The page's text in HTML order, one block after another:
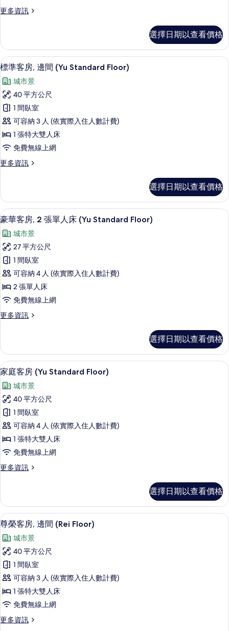
片
詳
Floor)
有
相
片
更多資訊
更
客
房
(Rei
Floor)
的
詳
情
選擇日期以查看價格
顯
示
標
準
客
房,
邊
間
(Yu
的
所
有
相
片
高級寢具、客房內保險箱、遮光布/窗
6
標準客房, 邊間 (Yu Standard Floor)
城市景
40 平方公尺
1 間臥室
可容納 3 人 (依實際入住人數計費)
1 張特大雙人床
免費無線上網
更多資訊
更
客
房,
邊
(Yu
Standard
Floor)
的
詳
情
選擇日期以查看價格
顯
示
豪
華
客
房,
2
張
單
床
(Yu
Standard
Floor)
的
所
有
相
片
高級寢具、客房內保險箱、遮光布/窗
17
豪華客房, 2 張單人床 (Yu Standard Floor)
城市景
27 平方公尺
1 間臥室
可容納 4 人 (依實際入住人數計費)
2 張單人床
免費無線上網
更多資訊
更
客
房,
2
張
單
人
床
(Yu
Standard
Floor)
的
詳
選擇日期以查看價格
顯
示
家
庭
客
房
(Yu
Standard
Floor)
有
相
片
高級寢具、客房內保險箱、遮光布/窗
7
家庭客房 (Yu Standard Floor)
城市景
40 平方公尺
1 間臥室
可容納 4 人 (依實際入住人數計費)
1 張特大雙人床
免費無線上網
更多資訊
更
客
房
(Yu
Standard
Floor)
的
詳
情
選擇日期以查看價格
顯
示
尊
榮
客
房,
邊
間
(Rei
高級寢具、客房內保險箱、遮光布/窗
6
尊榮客房, 邊間 (Rei Floor)
城市景
40 平方公尺
1 間臥室
可容納 3 人 (依實際入住人數計費)
1 張特大雙人床
免費無線上網
更多資訊
更